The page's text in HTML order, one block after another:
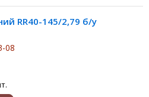
RR40-145/2,79 б/у
08